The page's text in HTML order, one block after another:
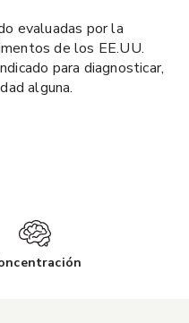
evaluadas por la
de los EE.UU.
para diagnosticar,
alguna.